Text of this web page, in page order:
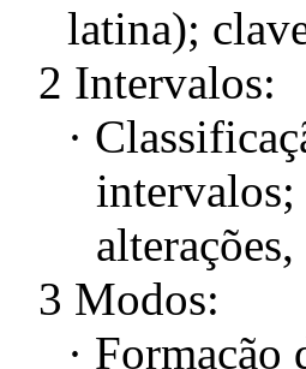
latina);
2 Intervalos:
·
intervalos;
3 Modos:
· Formação